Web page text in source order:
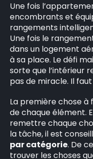
Une fois
encombrants et
rangements
Une fois le
dans un logement
à sa place. Le défi
sorte que l’intérieur
pas de miracle. Il
La première chose à
de chaque élément.
remettre chaque
la tâche, il est
par catégorie. De
trouver les choses